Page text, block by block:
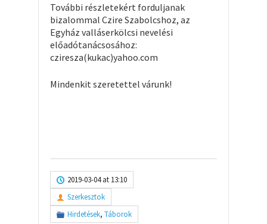
További részletekért forduljanak
bizalommal Czire Szabolcshoz, az
Egyház valláserkölcsi nevelési
előadótanácsosához:
cziresza(kukac)yahoo.com
Mindenkit szeretettel várunk!
2019-03-04 at 13:10
Szerkesztok
Hirdetések, Táborok